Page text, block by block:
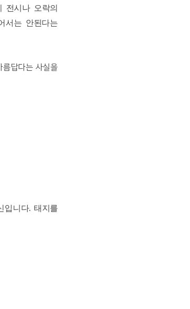
전시나 오락의
서는 안된다는
름답다는 사실을
입니다. 태지를